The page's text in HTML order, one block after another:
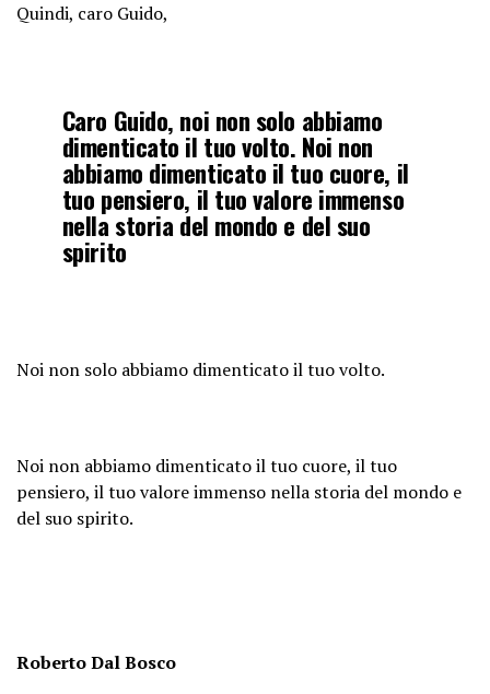
Quindi, caro Guido,
Caro Guido, noi non solo abbiamo
dimenticato il tuo volto. Noi non
abbiamo dimenticato il tuo cuore, il
tuo pensiero, il tuo valore immenso
nella storia del mondo e del suo
spirito
Noi non solo abbiamo dimenticato il tuo volto.
Noi non abbiamo dimenticato il tuo cuore, il tuo
pensiero, il tuo valore immenso nella storia del mondo e
del suo spirito.
Roberto Dal Bosco